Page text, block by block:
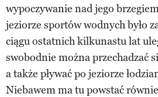
wypoczywanie nad jego
jeziorze sportów wodnych było
ciągu ostatnich kilkunastu lat
swobodnie można przechadzać
a także pływać po jeziorze
Niebawem ma tu powstać